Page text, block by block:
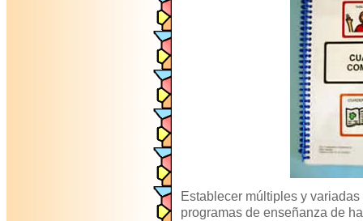
Establecer múltiples y
programas de enseñanza de